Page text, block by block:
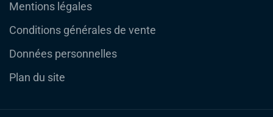
Mentions légales
Conditions générales de vente
Données personnelles
Plan du site